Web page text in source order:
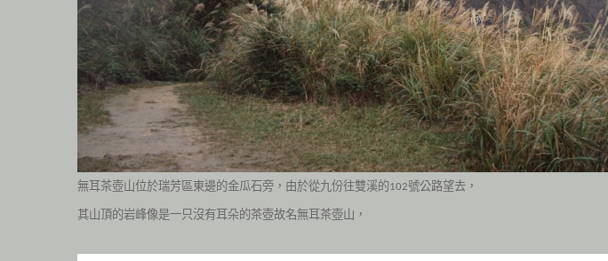
無耳茶壺山位於瑞芳區東邊的金瓜石旁，由於從九份往雙溪的102號公路望去，
其山頂的岩峰像是一只沒有耳朵的茶壺故名無耳茶壺山，